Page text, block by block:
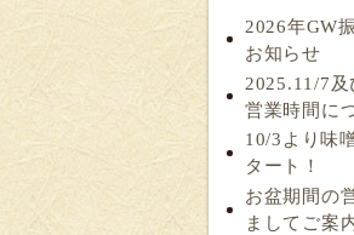
2026年GW
お知らせ
2025.11/7及
営業時間に
10/3より味
タート！
お盆期間の
ましてご案